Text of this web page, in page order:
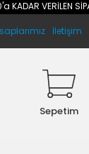
VERİLEN
İletişim
Sepetim